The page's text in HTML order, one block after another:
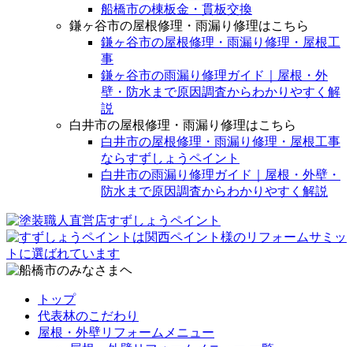
船橋市の棟板金・貫板交換
鎌ヶ谷市の屋根修理・雨漏り修理はこちら
鎌ヶ谷市の屋根修理・雨漏り修理・屋根工
事
鎌ヶ谷市の雨漏り修理ガイド｜屋根・外
壁・防水まで原因調査からわかりやすく解
説
白井市の屋根修理・雨漏り修理はこちら
白井市の屋根修理・雨漏り修理・屋根工事
ならすずしょうペイント
白井市の雨漏り修理ガイド｜屋根・外壁・
防水まで原因調査からわかりやすく解説
トップ
代表林のこだわり
屋根・外壁リフォームメニュー